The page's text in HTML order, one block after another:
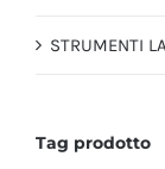
STRUMENTI
Tag prodotto